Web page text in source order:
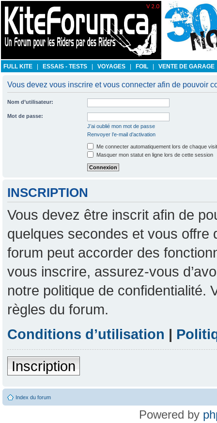
FULL KITE ESSAIS - TESTS VOYAGES FOIL VENTE DE GARAGE
Vous devez vous inscrire et vous connecter afin de pouvoir
Nom d’utilisateur:
Mot de passe:
J’ai oublié mon mot de passe
Renvoyer l’e-mail d’activation
Me connecter automatiquement lors de chaque
Masquer mon statut en ligne lors de cette session
INSCRIPTION
Vous devez être inscrit afin de
quelques secondes et vous offre
forum peut accorder des
vous inscrire, assurez-vous
notre politique de confidentialité.
règles du forum.
Conditions d’utilisation |
Inscription
Index du forum
Powered by